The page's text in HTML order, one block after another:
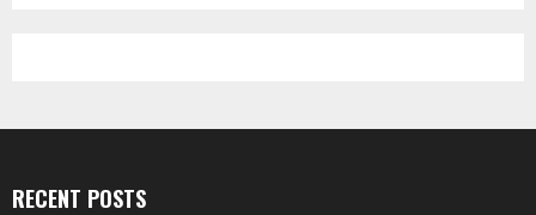
RECENT POSTS